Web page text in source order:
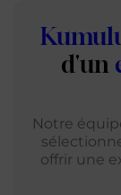
d'un
Notre
offrir une